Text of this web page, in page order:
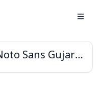
Sans Gujarati